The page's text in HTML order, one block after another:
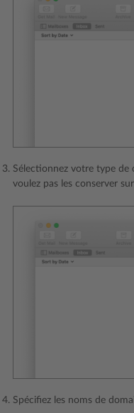
Sélectionnez votre type de
voulez pas les conserver
Spécifiez les noms de